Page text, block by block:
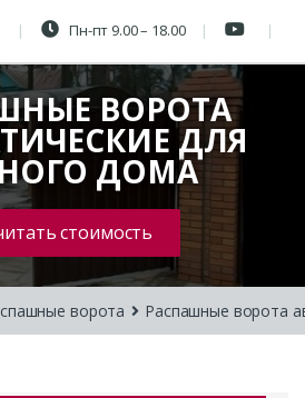
Пн-пт 9.00 – 18.00
ВОРОТА
ДЛЯ
ДОМА
стоимость
ворота Распашные ворота